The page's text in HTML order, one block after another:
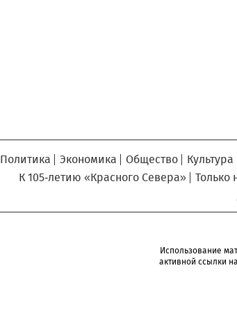
Политика Экономика Общество Культура
К 105-летию «Красного Севера»
Только
Использование
активной ссылки